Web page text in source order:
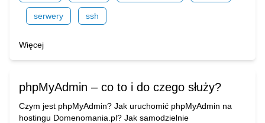
serwery ssh
Więcej
phpMyAdmin – co to i do czego służy?
Czym jest phpMyAdmin? Jak uruchomić phpMyAdmin na
hostingu Domenomania.pl? Jak samodzielnie